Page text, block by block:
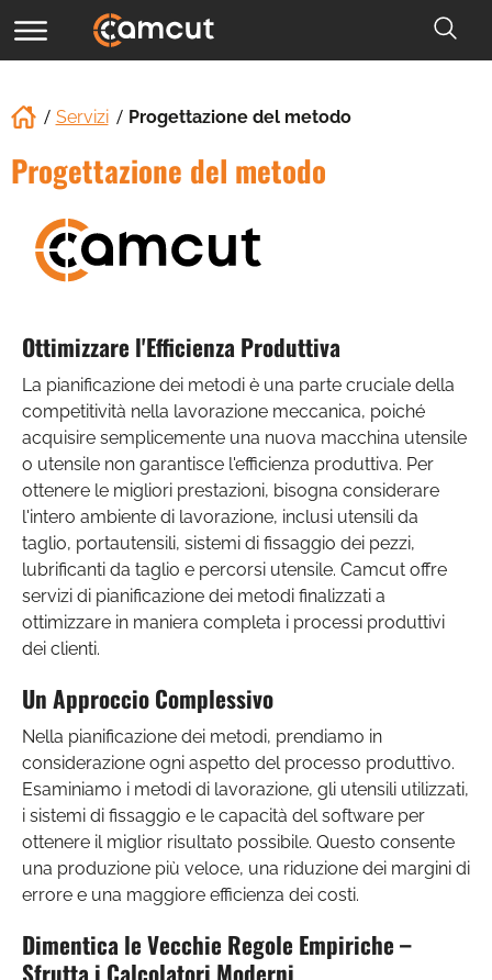
Servizi Progettazione del metodo
Progettazione del metodo
Ottimizzare l'Efficienza Produttiva
La pianificazione dei metodi è una parte cruciale della
competitività nella lavorazione meccanica, poiché
acquisire semplicemente una nuova macchina utensile
o utensile non garantisce l'efficienza produttiva. Per
ottenere le migliori prestazioni, bisogna considerare
l'intero ambiente di lavorazione, inclusi utensili da
taglio, portautensili, sistemi di fissaggio dei pezzi,
lubrificanti da taglio e percorsi utensile. Camcut offre
servizi di pianificazione dei metodi finalizzati a
ottimizzare in maniera completa i processi produttivi
dei clienti.
Un Approccio Complessivo
Nella pianificazione dei metodi, prendiamo in
considerazione ogni aspetto del processo produttivo.
Esaminiamo i metodi di lavorazione, gli utensili utilizzati,
i sistemi di fissaggio e le capacità del software per
ottenere il miglior risultato possibile. Questo consente
una produzione più veloce, una riduzione dei margini di
errore e una maggiore efficienza dei costi.
Dimentica le Vecchie Regole Empiriche –
Sfrutta i Calcolatori Moderni